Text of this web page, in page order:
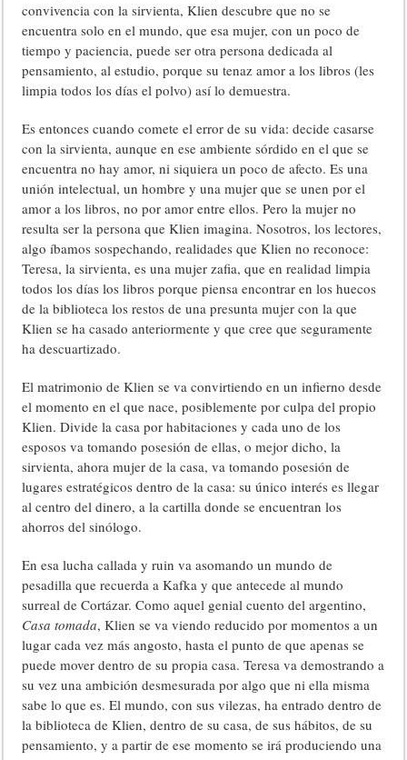
convivencia con la sirvienta, Klien descubre que no se
encuentra solo en el mundo, que esa mujer, con un poco de
tiempo y paciencia, puede ser otra persona dedicada al
pensamiento, al estudio, porque su tenaz amor a los libros (les
limpia todos los días el polvo) así lo demuestra.
Es entonces cuando comete el error de su vida: decide casarse
con la sirvienta, aunque en ese ambiente sórdido en el que se
encuentra no hay amor, ni siquiera un poco de afecto. Es una
unión intelectual, un hombre y una mujer que se unen por el
amor a los libros, no por amor entre ellos. Pero la mujer no
resulta ser la persona que Klien imagina. Nosotros, los lectores,
algo íbamos sospechando, realidades que Klien no reconoce:
Teresa, la sirvienta, es una mujer zafia, que en realidad limpia
todos los días los libros porque piensa encontrar en los huecos
de la biblioteca los restos de una presunta mujer con la que
Klien se ha casado anteriormente y que cree que seguramente
ha descuartizado.
El matrimonio de Klien se va convirtiendo en un infierno desde
el momento en el que nace, posiblemente por culpa del propio
Klien. Divide la casa por habitaciones y cada uno de los
esposos va tomando posesión de ellas, o mejor dicho, la
sirvienta, ahora mujer de la casa, va tomando posesión de
lugares estratégicos dentro de la casa: su único interés es llegar
al centro del dinero, a la cartilla donde se encuentran los
ahorros del sinólogo.
En esa lucha callada y ruin va asomando un mundo de
pesadilla que recuerda a Kafka y que antecede al mundo
surreal de Cortázar. Como aquel genial cuento del argentino,
Casa tomada, Klien se va viendo reducido por momentos a un
lugar cada vez más angosto, hasta el punto de que apenas se
puede mover dentro de su propia casa. Teresa va demostrando a
su vez una ambición desmesurada por algo que ni ella misma
sabe lo que es. El mundo, con sus vilezas, ha entrado dentro de
la biblioteca de Klien, dentro de su casa, de sus hábitos, de su
pensamiento, y a partir de ese momento se irá produciendo una